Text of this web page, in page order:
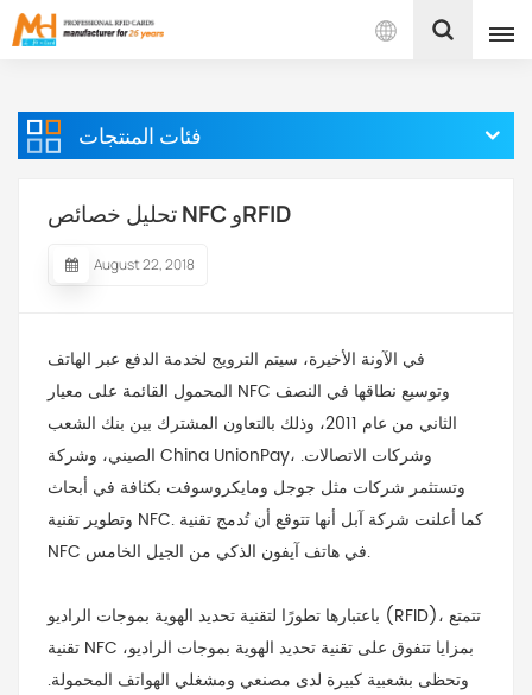
بالعربية
Français
بالعربية
فئات المنتجات
تحليل خصائص NFC وRFID
August 22, 2018
في الآونة الأخيرة، سيتم الترويج لخدمة الدفع عبر الهاتف
المحمول القائمة على معيار NFC وتوسيع نطاقها في النصف
الثاني من عام 2011، وذلك بالتعاون المشترك بين بنك الشعب
الصيني، وشركة China UnionPay، وشركات الاتصالات.
وتستثمر شركات مثل جوجل ومايكروسوفت بكثافة في أبحاث
وتطوير تقنية NFC. كما أعلنت شركة آبل أنها تتوقع أن تُدمج تقنية
NFC في هاتف آيفون الذكي من الجيل الخامس.
باعتبارها تطورًا لتقنية تحديد الهوية بموجات الراديو (RFID)، تتمتع
تقنية NFC بمزايا تتفوق على تقنية تحديد الهوية بموجات الراديو،
وتحظى بشعبية كبيرة لدى مصنعي ومشغلي الهواتف المحمولة.